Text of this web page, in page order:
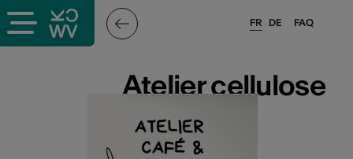
FAQ
FR DE
Atelier cellulose
Atelier cellulose